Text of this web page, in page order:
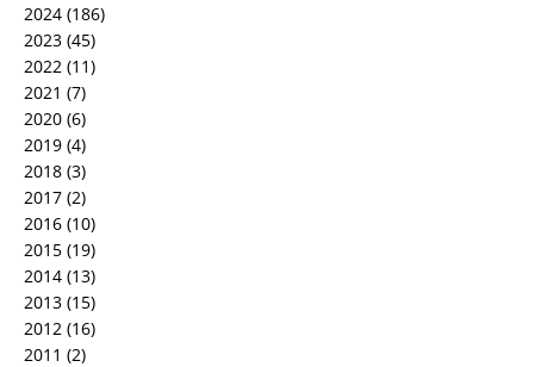
2024 (186)
2023 (45)
2022 (11)
2021 (7)
2020 (6)
2019 (4)
2018 (3)
2017 (2)
2016 (10)
2015 (19)
2014 (13)
2013 (15)
2012 (16)
2011 (2)